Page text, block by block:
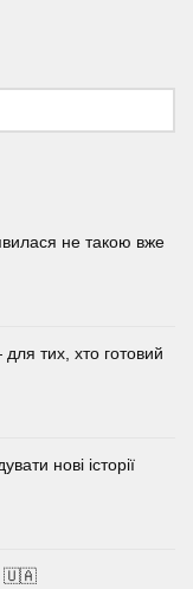
не такою вже
тих, хто готовий
нові історії
🇺🇦